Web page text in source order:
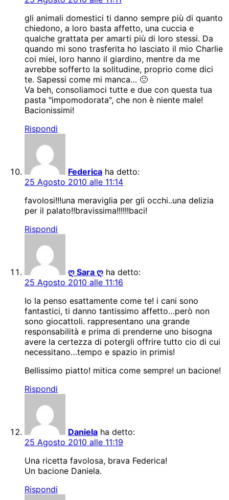
gli animali domestici ti danno sempre più di quanto
chiedono, a loro basta affetto, una cuccia e
qualche grattata per amarti più di loro stessi. Da
quando mi sono trasferita ho lasciato il mio Charlie
coi miei, loro hanno il giardino, mentre da me
avrebbe sofferto la solitudine, proprio come dici
te. Sapessi come mi manca… 🙁
Va beh, consoliamoci tutte e due con questa tua
pasta "impomodorata", che non è niente male!
Bacionissimi!
Rispondi
Federica ha detto:
25 Agosto 2010 alle 11:14
favolosi!!!una meraviglia per gli occhi..una delizia
per il palato!!bravissima!!!!!!baci!
Rispondi
ღ Sara ღ ha detto:
25 Agosto 2010 alle 11:16
Io la penso esattamente come te! i cani sono
fantastici, ti danno tantissimo affetto…però non
sono giocattoli. rappresentano una grande
responsabilità e prima di prenderne uno bisogna
avere la certezza di potergli offrire tutto cio di cui
necessitano…tempo e spazio in primis!
Bellissimo piatto! mitica come sempre! un bacione!
Rispondi
Daniela ha detto:
25 Agosto 2010 alle 11:19
Una ricetta favolosa, brava Federica!
Un bacione Daniela.
Rispondi